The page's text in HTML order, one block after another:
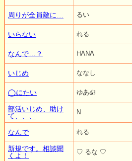
周りが全員敵に… るい
いらない れる
なんで…？ HANA
いじめ ななし
◯にたい ゆあ໒꒱
部活いじめ、助け
て、、、
N
なんで れる
新規です。相談聞
くよ！
♡ るな ♡